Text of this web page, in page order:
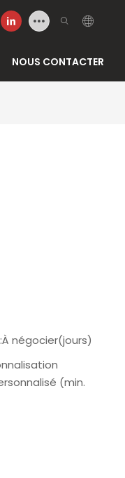
NOUS CONTACTER
négocier(jours)
(min.